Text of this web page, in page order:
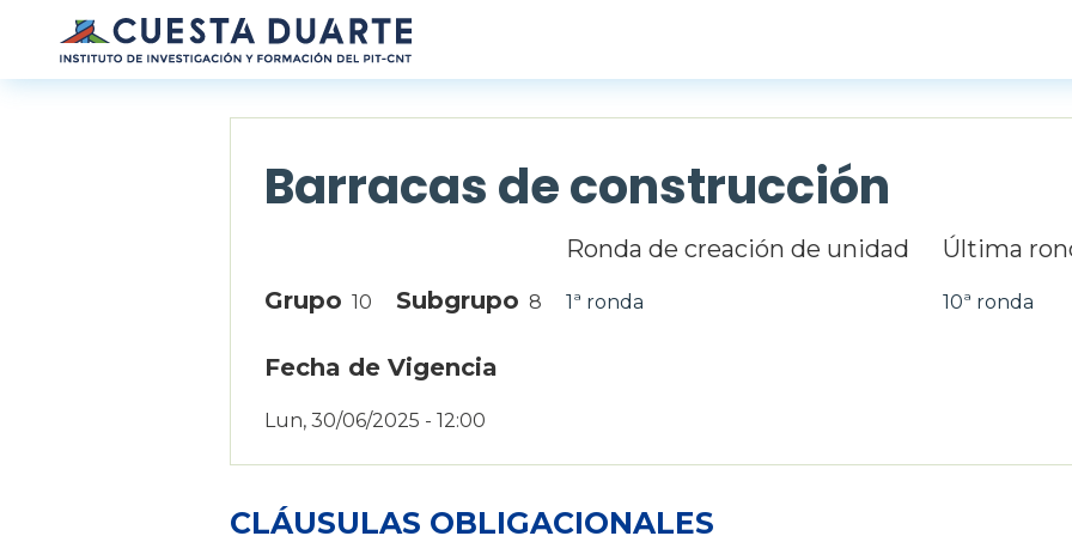
Pasar al contenido principal
Barracas de construcción
Grupo 10 Subgrupo 8
Ronda de creación de unidad
1ª ronda
Última
10ª ronda
Fecha de Vigencia
Lun, 30/06/2025 - 12:00
CLÁUSULAS OBLIGACIONALES